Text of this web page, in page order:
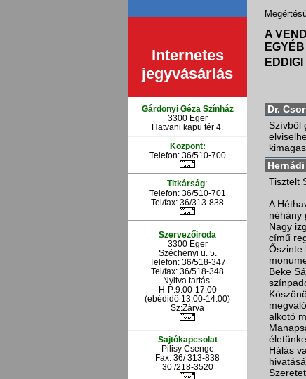
Internetes
jegyvásárlás
Gárdonyi Géza Színház
3300 Eger
Hatvani kapu tér 4.
Központ:
Telefon: 36/510-700
Titkárság:
Telefon: 36/510-701
Tel/fax: 36/313-838
Szervezőiroda
3300 Eger
Széchenyi u. 5.
Telefon: 36/518-347
Tel/fax: 36/518-348
Nyitva tartás:
H-P:9.00-17.00
(ebédidő 13.00-14.00)
Sz:Zárva
Sajtókapcsolat
Pilisy Csenge
Fax: 36/ 313-838
30 /218-3520
A
Dr.
Szívből
Tisztelt
A
néhány
Nagy
című
Őszinte
Beke
alkotó
Hálás